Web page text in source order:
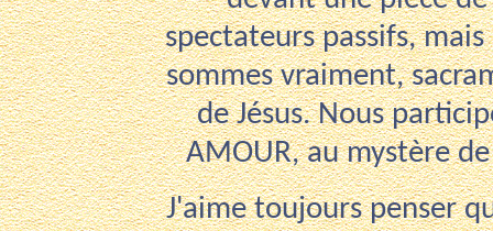
spectateurs passifs,
sommes vraiment,
de Jésus. Nous
AMOUR, au mystère
J'aime toujours penser